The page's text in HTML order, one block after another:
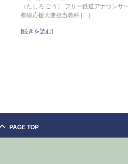
（たしろ ごう） フリー鉄道アナウンサ
都線応援大使担当教科 […]
[続きを読む]
PAGE TOP